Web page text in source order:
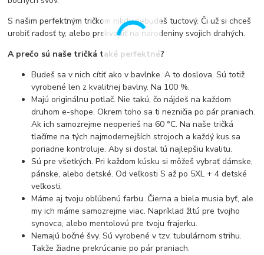
S našim perfektným tričkom nikdy nebudeš tuctový. Či už si chceš
urobiť radosť ty, alebo prekvapiť na narodeniny svojich drahých.
A prečo sú naše tričká také perfektné?
Budeš sa v nich cítiť ako v bavlnke. A to doslova. Sú totiž
vyrobené len z kvalitnej bavlny. Na 100 %.
Majú originálnu potlač. Nie takú, čo nájdeš na každom
druhom e-shope. Okrem toho sa ti nezničia po pár praniach.
Ak ich samozrejme neoperieš na 60 °C. Na naše tričká
tlačíme na tých najmodernejších strojoch a každý kus sa
poriadne kontroluje. Aby si dostal tú najlepšiu kvalitu.
Sú pre všetkých. Pri každom kúsku si môžeš vybrať dámske,
pánske, alebo detské. Od veľkosti S až po 5XL + 4 detské
veľkosti.
Máme aj tvoju obľúbenú farbu. Čierna a biela musia byť, ale
my ich máme samozrejme viac. Napríklad žltú pre tvojho
synovca, alebo mentolovú pre tvoju frajerku.
Nemajú bočné švy. Sú vyrobené v tzv. tubulárnom strihu.
Takže žiadne prekrúcanie po pár praniach.